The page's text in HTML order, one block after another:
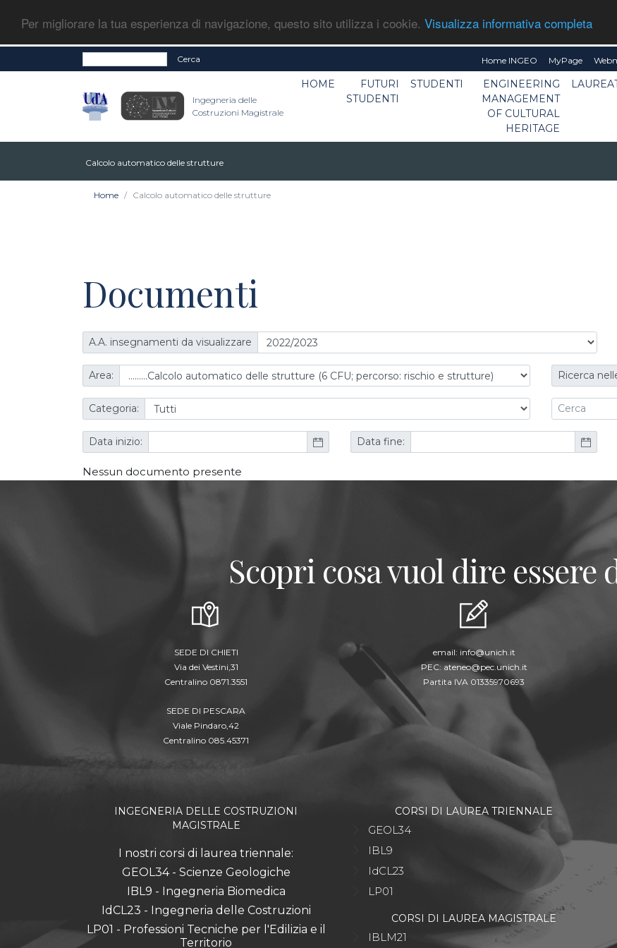
Per migliorare la tua esperienza di navigazione, questo sito utilizza i cookie. Visualizza informativa completa
Cerca Home INGEO MyPage
Ingegneria delle
Costruzioni Magistrale
HOME
FUTURI
STUDENTI
STUDENTI
ENGINEERING
MANAGEMENT
OF CULTURAL
HERITAGE
Calcolo automatico delle strutture
Home Calcolo automatico delle strutture
Documenti
A.A. insegnamenti da visualizzare
Area: Ricerca
Categoria:
Data inizio: Data fine:
Nessun documento presente
Scopri cosa vuol dire essere
SEDE DI CHIETI
Via dei Vestini,31
Centralino 0871.3551
SEDE DI PESCARA
Viale Pindaro,42
Centralino 085.45371
email: info@unich.it
PEC: ateneo@pec.unich.it
Partita IVA 01335970693
INGEGNERIA DELLE COSTRUZIONI
MAGISTRALE
I nostri corsi di laurea triennale:
GEOL34 - Scienze Geologiche
IBL9 - Ingegneria Biomedica
IdCL23 - Ingegneria delle Costruzioni
LP01 - Professioni Tecniche per l'Edilizia e il
Territorio
CORSI DI LAUREA TRIENNALE
GEOL34
IBL9
IdCL23
LP01
CORSI DI LAUREA MAGISTRALE
IBLM21